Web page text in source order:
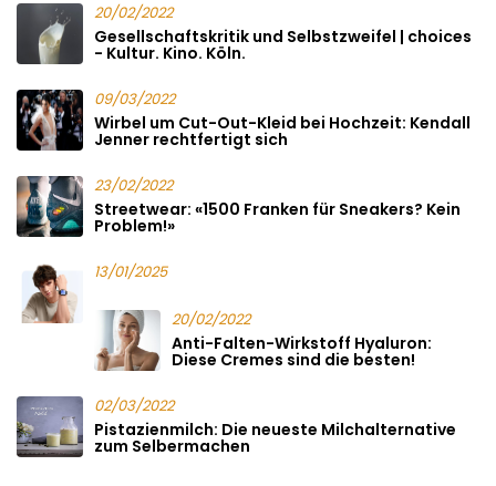
20/02/2022
Gesellschaftskritik und Selbstzweifel | choices
- Kultur. Kino. Köln.
09/03/2022
Wirbel um Cut-Out-Kleid bei Hochzeit: Kendall
Jenner rechtfertigt sich
23/02/2022
Streetwear: «1500 Franken für Sneakers? Kein
Problem!»
13/01/2025
20/02/2022
Anti-Falten-Wirkstoff Hyaluron:
Diese Cremes sind die besten!
02/03/2022
Pistazienmilch: Die neueste Milchalternative
zum Selbermachen